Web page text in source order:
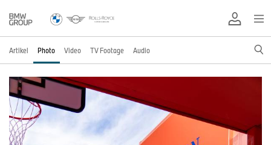
Artikel Photo Video TV Footage Audio